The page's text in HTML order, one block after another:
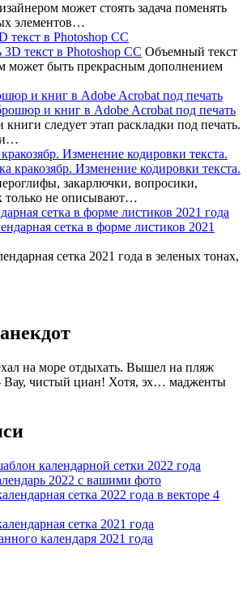
может стоять задача поменять
элементов…
текст в Photoshop CC
Объемный текст
может быть прекрасным дополнением
и книг в Adobe Acrobat под печать
книги следует этап раскладки под печать.
Изменение кодировки текста.
закарлючки, вопросики,
только не описывают…
сетка в форме листиков 2021 года
сетка 2021 года в зеленых тонах,
на море отдыхать. Вышел на пляж
чистый циан! Хотя, эх… мадженты
календарной сетки 2022 года
2022 с вашими фото
сетка 2022 года в векторе 4
сетка 2021 года
календаря 2021 года